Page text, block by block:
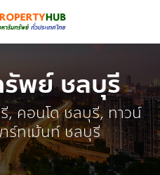
พย์ ชลบุรี
คอนโด ชลบุรี, ทาวน์
ร์ทเม้นท์ ชลบุรี